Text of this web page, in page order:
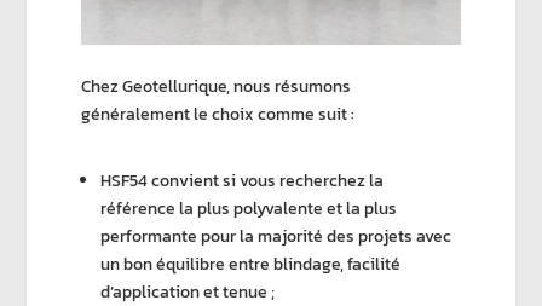
ChezGeotellurique, nous résumons
généralement le choix comme suit :
HSF54convient si vous recherchez la
référence la pluspolyvalenteet la plus
performantepour la majorité des projets avec
un bon équilibre entre blindage, facilité
d’application et tenue ;